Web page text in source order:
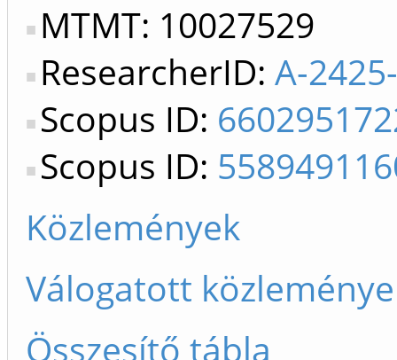
MTMT: 10027529
ResearcherID: A-
Scopus ID:
Scopus ID:
Közlemények
Válogatott
Összesítő tábla